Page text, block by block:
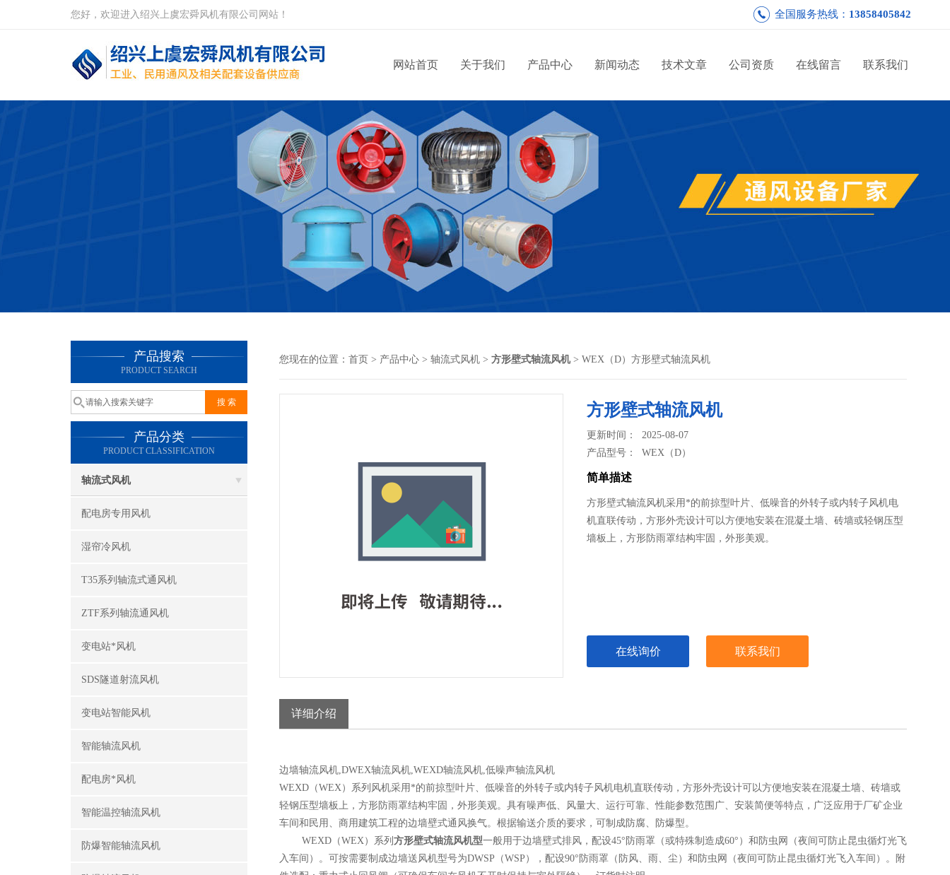
您好，欢迎进入绍兴上虞宏舜风机有限公司网站！ 全国服务热线： 13858405842
网站首页 关于我们 产品中心 新闻动态 技术文章 公司资质 在线留言 联系我们
产品搜索
PRODUCT SEARCH
产品分类
PRODUCT CLASSIFICATION
轴流式风机
配电房专用风机
湿帘冷风机
T35系列轴流式通风机
ZTF系列轴流通风机
变电站*风机
SDS隧道射流风机
变电站智能风机
智能轴流风机
配电房*风机
智能温控轴流风机
防爆智能轴流风机
您现在的位置： 首页 > 产品中心 > 轴流式风机 > 方形壁式轴流风机> WEX（D）方形壁式轴流风机
方形壁式轴流风机
更新时间： 2025-08-07
产品型号：WEX（D）
简单描述
方形壁式轴流风机采用*的前掠型叶片、低噪音的外转子或内转子风机电
机直联传动，方形外壳设计可以方便地安装在混凝土墙、砖墙或轻钢压型
墙板上，方形防雨罩结构牢固，外形美观。
在线询价 联系我们
详细介绍
边墙轴流风机,DWEX轴流风机,WEXD轴流风机,低噪声轴流风机
WEXD（WEX）系列风机采用*的前掠型叶片、低噪音的外转子或内转子风机电机直联传动，方形外壳设计可以方便地安装在混凝土墙、砖墙或
轻钢压型墙板上，方形防雨罩结构牢固，外形美观。具有噪声低、风量大、运行可靠、性能参数范围广、安装简便等特点，广泛应用于厂矿企业
车间和民用、商用建筑工程的边墙壁式通风换气。根据输送介质的要求，可制成防腐、防爆型。
WEXD（WEX）系列 方形壁式轴流风机型一般用于边墙壁式排风，配设45°防雨罩（或特殊制造成60°）和防虫网（夜间可防止昆虫循灯光飞
入车间）。可按需要制成边墙送风机型号为DWSP（WSP），配设90°防雨罩（防风、雨、尘）和防虫网（夜间可防止昆虫循灯光飞入车间）。附